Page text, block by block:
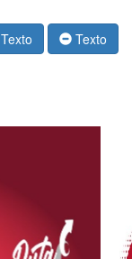
Texto Texto